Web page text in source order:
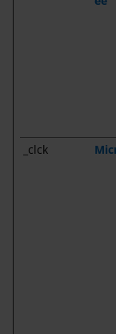
_clck